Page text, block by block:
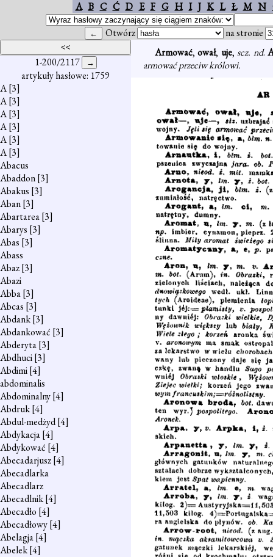
A B C Ć D E F G H I J K L Ł M N
Otwórz na stronie
1-200/2117
artykuły hasłowe: 1759
A[3]
A[3]
A[3]
A[3]
A[3]
A[3]
Abacus
Abaddon[3]
Abakus [3]
Aban[3]
Abartarea[3]
Abarys [3]
Abas [3]
Abass
Abaz[3]
Abazi
Abba[3]
Abcas [3]
Abdank[3]
Abdankować [3]
Abderyta[3]
Abdhuci[3]
Abdimi[4]
abdominalis
Abdominalny[4]
Abdruk[4]
Abdul-medżyd[4]
Abdykacja[4]
Abdykować [4]
Abecadarjusz[4]
Abecadlarka
Abecadlarz
Abecadlnik[4]
Abecadło [4]
Abecadłowy[4]
Abelagja[4]
Abelek[4]
Armować,ował, uje,scz. nd.
armować przeciw królowi.